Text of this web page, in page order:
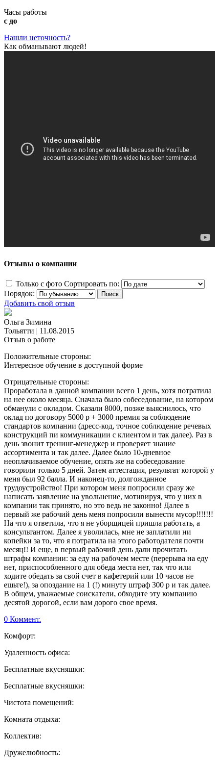
Часы работы
с до
Нашли неточность?
Как обманывают людей!
Отзывы о компании
Только с фото Сортировать по:
Порядок:
Добавить свой отзыв
Ольга Зимина
Тольятти | 11.08.2015
Отзыв о работе
Положительные стороны:
Интересное обучение в доступной форме
Отрицательные стороны:
Проработала в данной компании всего 1 день, хотя потратила
на нее около месяца. Сначала было собеседование, на котором
обманули с окладом. Сказали 8000, позже выяснилось, что
оклад по договору 5000 р + 3000 премия за соблюдение
стандартов компании (дресс-код, точное соблюдение речевых
конструкций пи коммуникации с клиентом и так далее). Раз в
день звонит тренинг-менеджер и проверяет знание
ассортимента и так далее. Далее было 10-дневное
неоплачиваемое обучение, опять же на собеседование
говорили только 5 дней. Затем аттестация, результат которой у
меня был 92 балла. И наконец-то, долгожданное
трудоустройство! При котором меня попросили сразу же
написать заявление на увольнение, мотивируя, что у них в
компании так принято, но это ведь не законно! Далее в
первый же рабочий день меня попросили вынести мусор!!!!!!!
На что я ответила, что я не уборщицей пришла работать, а
консультантом. Далее я уволилась, мне не заплатили ни
копейки за то, что я потратила на этого работодателя почти
месяц!! И еще, в первый рабочий день дали прочитать
штрафы компании: за еду на рабочем месте (перерыва на еду
нет, приспособленного для обеда места нет, так что или
ходите обедать за свой счет в кафетерий или 10 часов не
ешьте!), за опоздание на 1 (!) минуту штраф 300 р и так далее.
В общем, уважаемые соискатели, обходите эту компанию
десятой дорогой, если вам дорого свое время.
0 Коммент.
Комфорт:
Удаленность офиса:
Бесплатные вкусняшки:
Бесплатные вкусняшки:
Чистота помещений:
Комната отдыха:
Коллектив:
Дружелюбность: